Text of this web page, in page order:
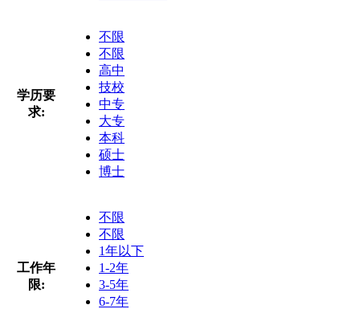
学历要
求:
不限
不限
高中
技校
中专
大专
本科
硕士
博士
工作年
限:
不限
不限
1年以下
1-2年
3-5年
6-7年